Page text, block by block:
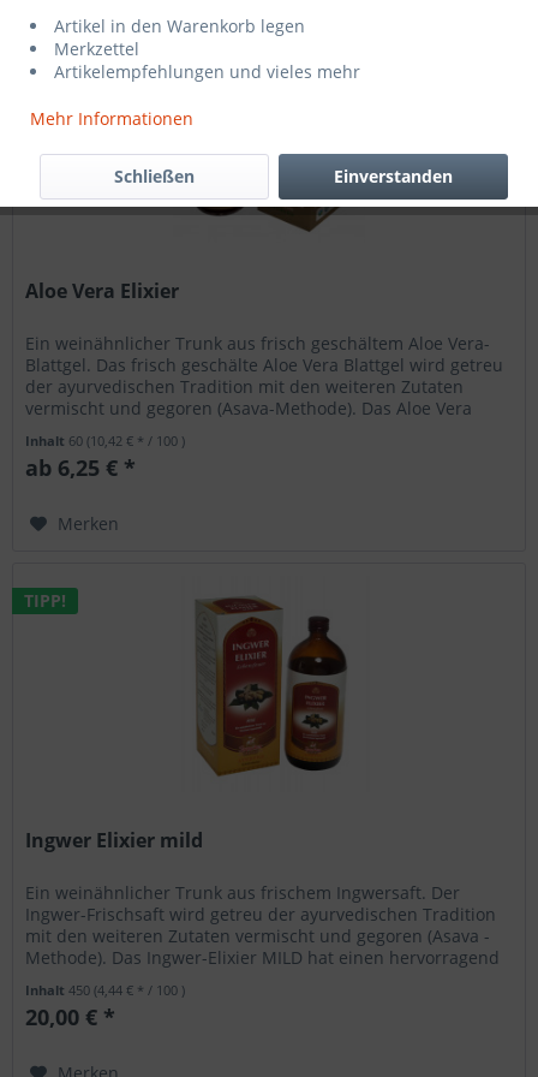
Aloe Vera Elixier
Ein weinähnlicher Trunk aus frisch geschältem Aloe Vera-
Blattgel. Das frisch geschälte Aloe Vera Blattgel wird getreu
der ayurvedischen Tradition mit den weiteren Zutaten
vermischt und gegoren (Asava-Methode). Das Aloe Vera
Inhalt 60(10,42 € * / 100 )
ab 6,25 € *
Merken
TIPP!
Ingwer Elixier mild
Ein weinähnlicher Trunk aus frischem Ingwersaft. Der
Ingwer-Frischsaft wird getreu der ayurvedischen Tradition
mit den weiteren Zutaten vermischt und gegoren (Asava -
Methode). Das Ingwer-Elixier MILD hat einen hervorragend
Inhalt450(4,44 € * / 100 )
20,00 € *
Artikel in den Warenkorb legen
Merkzettel
Artikelempfehlungen und vieles mehr
Mehr Informationen
Einverstanden
Schließen